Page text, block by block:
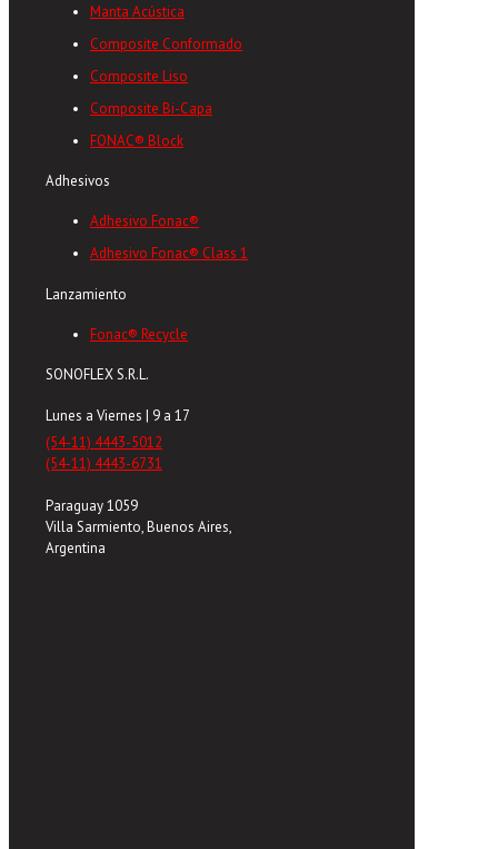
Manta Acústica
Composite Conformado
Composite Liso
Composite Bi-Capa
FONAC® Block
Adhesivos
Adhesivo Fonac®
Adhesivo Fonac® Class 1
Lanzamiento
Fonac® Recycle
SONOFLEX S.R.L.
Lunes a Viernes | 9 a 17
(54-11) 4443-5012
(54-11) 4443-6731
Paraguay 1059
Villa Sarmiento, Buenos Aires,
Argentina